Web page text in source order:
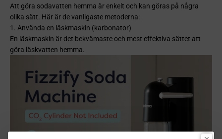
Att göra sodavatten hemma är enkelt och kan göras på några
olika sätt. Här är de vanligaste metoderna:
1. Använda en läskmaskin (karbonator)
En läskmaskin är det bekvämaste och mest effektiva sättet att
göra läskvatten hemma.